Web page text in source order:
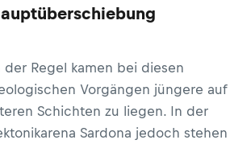
der Regel kamen bei diesen
Vorgängen jüngere auf
Schichten zu liegen. In der
Sardona jedoch stehen